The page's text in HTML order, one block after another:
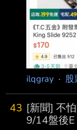
ilqgray · 股
43 [新聞] 不
9/14盤後E